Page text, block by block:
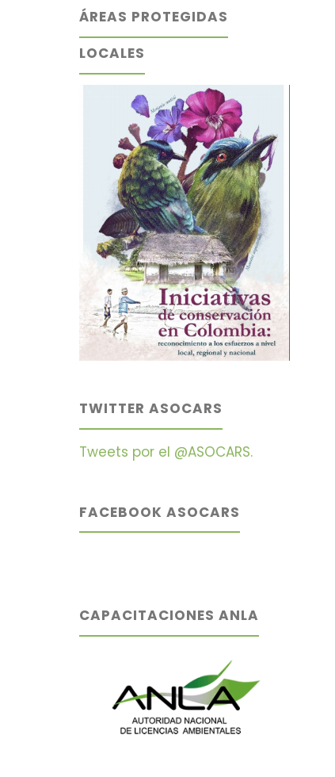
ÁREAS PROTEGIDAS
LOCALES
TWITTER ASOCARS
Tweets por el @ASOCARS.
FACEBOOK ASOCARS
CAPACITACIONES ANLA